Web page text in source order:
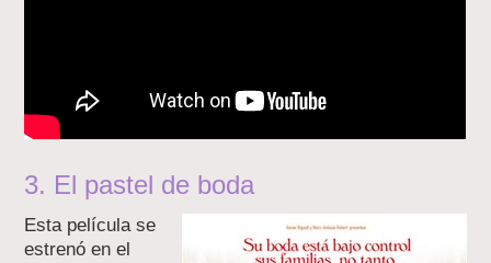
3. El pastel de boda
Esta película se
estrenó en el